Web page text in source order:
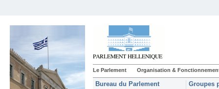
Le Parlement Organisation &
Bureau du Parlement Groupes